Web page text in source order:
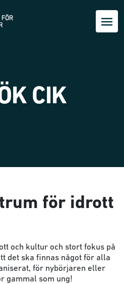
CIK
för idrott
och kultur och stort fokus på
det ska finnas något för alla
för nybörjaren eller
gammal som ung!